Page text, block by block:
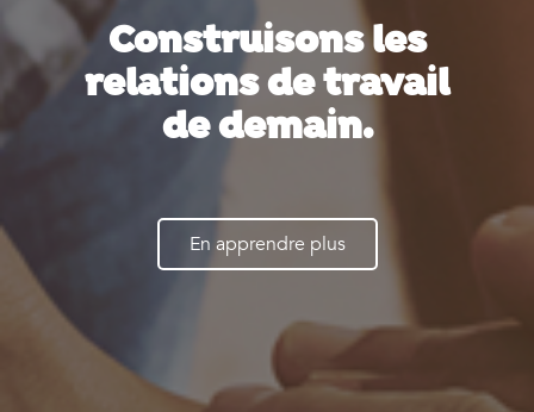
Construisons les
relations de travail
de demain.
En apprendre plus